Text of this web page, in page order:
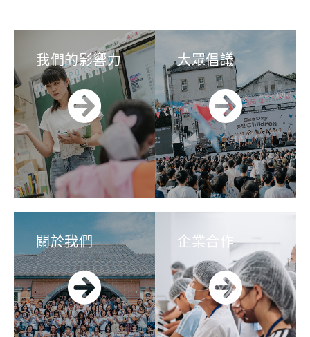
我們的影響力 大眾倡議
關於我們 企業合作